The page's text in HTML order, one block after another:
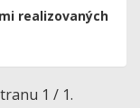
realizovaných
1 / 1.